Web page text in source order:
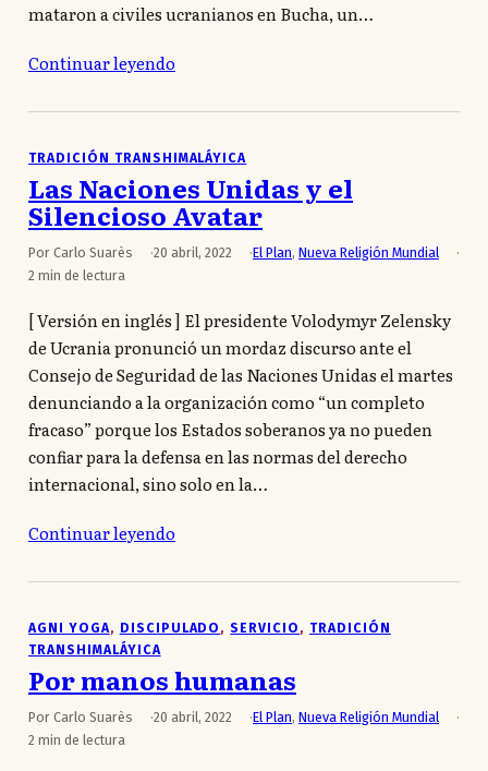
mataron a civiles ucranianos en Bucha, un…
Continuar leyendo
TRADICIÓN TRANSHIMALÁYICA
Las Naciones Unidas y el
Silencioso Avatar
Por Carlo Suarès 20 abril, 2022 El Plan, Nueva Religión Mundial
2 min de lectura
[ Versión en inglés ] El presidente Volodymyr Zelensky
de Ucrania pronunció un mordaz discurso ante el
Consejo de Seguridad de las Naciones Unidas el martes
denunciando a la organización como “un completo
fracaso” porque los Estados soberanos ya no pueden
confiar para la defensa en las normas del derecho
internacional, sino solo en la…
Continuar leyendo
AGNI YOGA, DISCIPULADO , SERVICIO , TRADICIÓN
TRANSHIMALÁYICA
Por manos humanas
Por Carlo Suarès 20 abril, 2022 El Plan, Nueva Religión Mundial
2 min de lectura